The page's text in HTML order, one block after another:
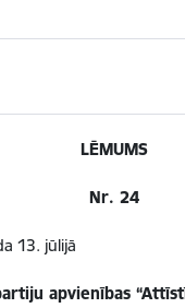
LĒMUMS
Nr. 24
13. jūlijā
apvienības